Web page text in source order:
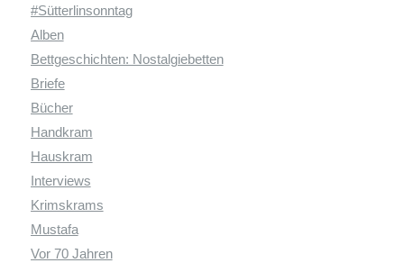
#Sütterlinsonntag
Alben
Bettgeschichten: Nostalgiebetten
Briefe
Bücher
Handkram
Hauskram
Interviews
Krimskrams
Mustafa
Vor 70 Jahren